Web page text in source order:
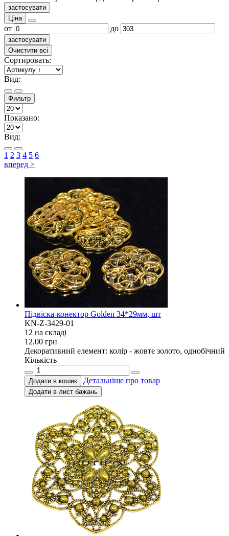
застосувати
Ціна
от до
застосувати
Очистити всі
Сортировать:
Вид:
Фильтр
Показано:
Вид:
1 2 3 4 5 6
вперед >
Підвіска-конектор Golden 34*29мм, шт
KN-Z-3429-01
12 на складi
12,00 грн
Декоративний елемент: колір - жовте золото, однобічний
Кількість
Додати в кошик Детальніше про товар
Додати в лист бажань